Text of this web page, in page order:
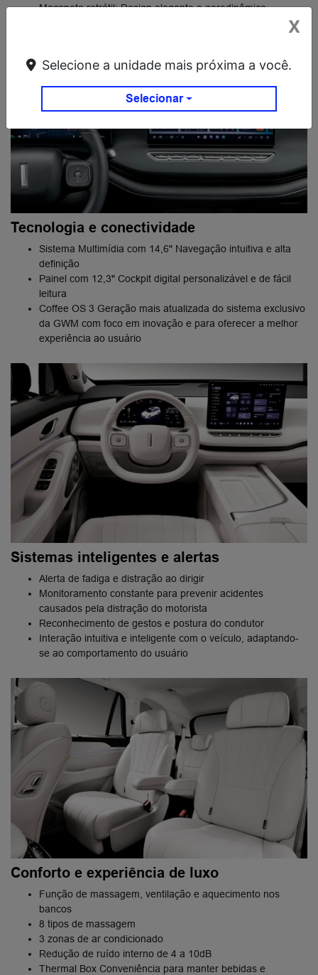
Maçaneta retrátil: Design elegante e aerodinâmico
Tecnologia e conectividade
Sistema Multimídia com 14,6" Navegação intuitiva e alta
definição
Painel com 12,3" Cockpit digital personalizável e de fácil
leitura
Coffee OS 3 Geração mais atualizada do sistema exclusivo
da GWM com foco em inovação e para oferecer a melhor
experiência ao usuário
Sistemas inteligentes e alertas
Alerta de fadiga e distração ao dirigir
Monitoramento constante para prevenir acidentes
causados pela distração do motorista
Reconhecimento de gestos e postura do condutor
Interação intuitiva e inteligente com o veículo, adaptando-
se ao comportamento do usuário
Conforto e experiência de luxo
Função de massagem, ventilação e aquecimento nos
bancos
8 tipos de massagem
3 zonas de ar condicionado
Redução de ruído interno de 4 a 10dB
Thermal Box Conveniência para manter bebidas e
X
Selecione a unidade mais próxima a você.
Selecionar